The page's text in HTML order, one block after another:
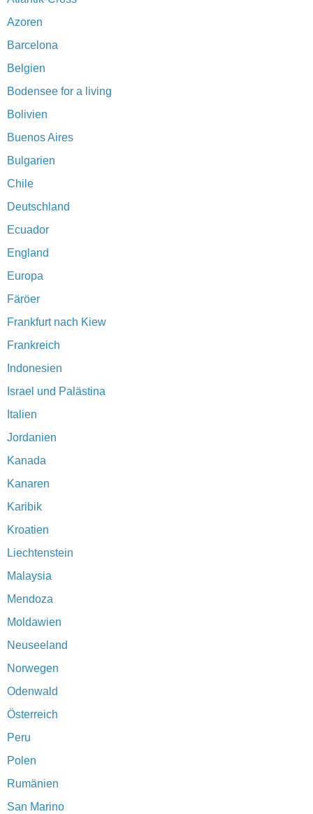
Azoren
Barcelona
Belgien
Bodensee for a living
Bolivien
Buenos Aires
Bulgarien
Chile
Deutschland
Ecuador
England
Europa
Färöer
Frankfurt nach Kiew
Frankreich
Indonesien
Israel und Palästina
Italien
Jordanien
Kanada
Kanaren
Karibik
Kroatien
Liechtenstein
Malaysia
Mendoza
Moldawien
Neuseeland
Norwegen
Odenwald
Österreich
Peru
Polen
Rumänien
San Marino